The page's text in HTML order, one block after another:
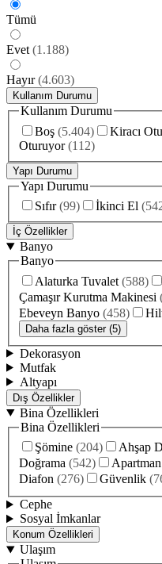
Tümü
Evet (1.188)
Hayır (4.603)
Kullanım Durumu
Kullanım Durumu
Boş (5.404) Kiracı
Oturuyor (112)
Yapı Durumu
Yapı Durumu
Sıfır (99) İkinci El (
İç Özellikler
Banyo
Banyo
Alaturka Tuvalet (588)
Çamaşır Kurutma Makinesi
Ebeveyn Banyo (458)
Daha fazla göster (5)
Dekorasyon
Mutfak
Altyapı
Dış Özellikler
Bina Özellikleri
Bina Özellikleri
Şömine (204) Ahşap
Doğrama (542)
Diafon (276) Güvenlik (
Cephe
Sosyal İmkanlar
Konum Özellikleri
Ulaşım